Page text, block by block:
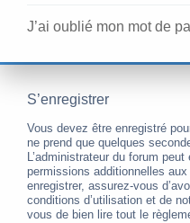
J’ai oublié mon mot de
S’enregistrer
Vous devez être enregistré
ne prend que quelques
L’administrateur du forum
permissions additionnelles
enregistrer, assurez-vous
conditions d’utilisation et de
vous de bien lire tout le